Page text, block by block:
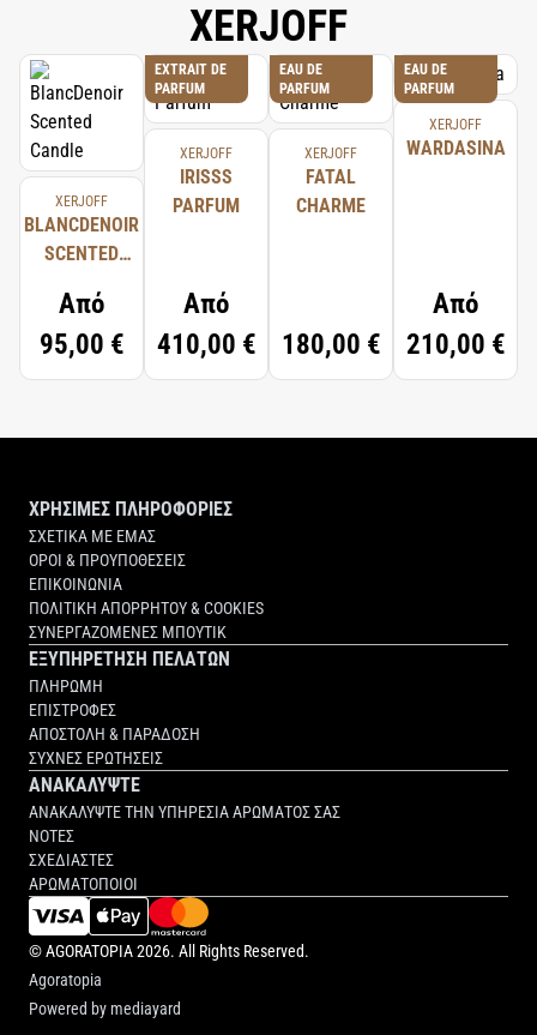
XERJOFF
XERJOFF
BLANCDENOIR
SCENTED
Από
95,00 €
EXTRAIT DE
PARFUM
XERJOFF
IRISSS
PARFUM
Από
410,00 €
EAU DE
PARFUM
XERJOFF
FATAL
CHARME
180,00 €
EAU DE
PARFUM
XERJOFF
WARDASINA
Από
210,00 €
ΧΡΗΣΙΜΕΣ ΠΛΗΡΟΦΟΡΙΕΣ
ΣΧΕΤΙΚΑ ΜΕ ΕΜΑΣ
ΟΡΟΙ & ΠΡΟΥΠΟΘΕΣΕΙΣ
ΕΠΙΚΟΙΝΩΝΙΑ
ΠΟΛΙΤΙΚΗ ΑΠΟΡΡΗΤΟΥ & COOKIES
ΣΥΝΕΡΓΑΖΟΜΕΝΕΣ ΜΠΟΥΤΙΚ
ΕΞΥΠΗΡΕΤΗΣΗ ΠΕΛΑΤΩΝ
ΠΛΗΡΩΜΗ
ΕΠΙΣΤΡΟΦΕΣ
ΑΠΟΣΤΟΛΗ & ΠΑΡΑΔΟΣΗ
ΣΥΧΝΕΣ ΕΡΩΤΗΣΕΙΣ
ΑΝΑΚΑΛΥΨΤΕ
ΑΝΑΚΑΛΥΨΤΕ ΤΗΝ ΥΠΗΡΕΣΙΑ ΑΡΩΜΑΤΟΣ ΣΑΣ
ΝΟΤΕΣ
ΣΧΕΔΙΑΣΤΕΣ
ΑΡΩΜΑΤΟΠΟΙΟΙ
©AGORATOPIA2026. All Rights Reserved.
Agoratopia
Powered by mediayard